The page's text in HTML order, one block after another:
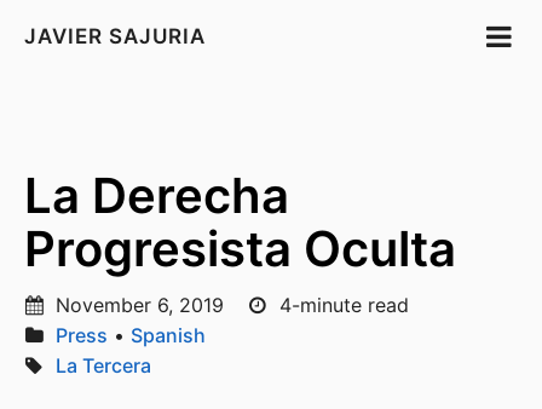
JAVIER SAJURIA
La Derecha
Progresista Oculta
November 6, 2019
4-minute read
Press • Spanish
La Tercera